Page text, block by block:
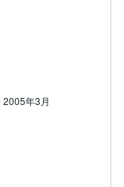
2005年3月